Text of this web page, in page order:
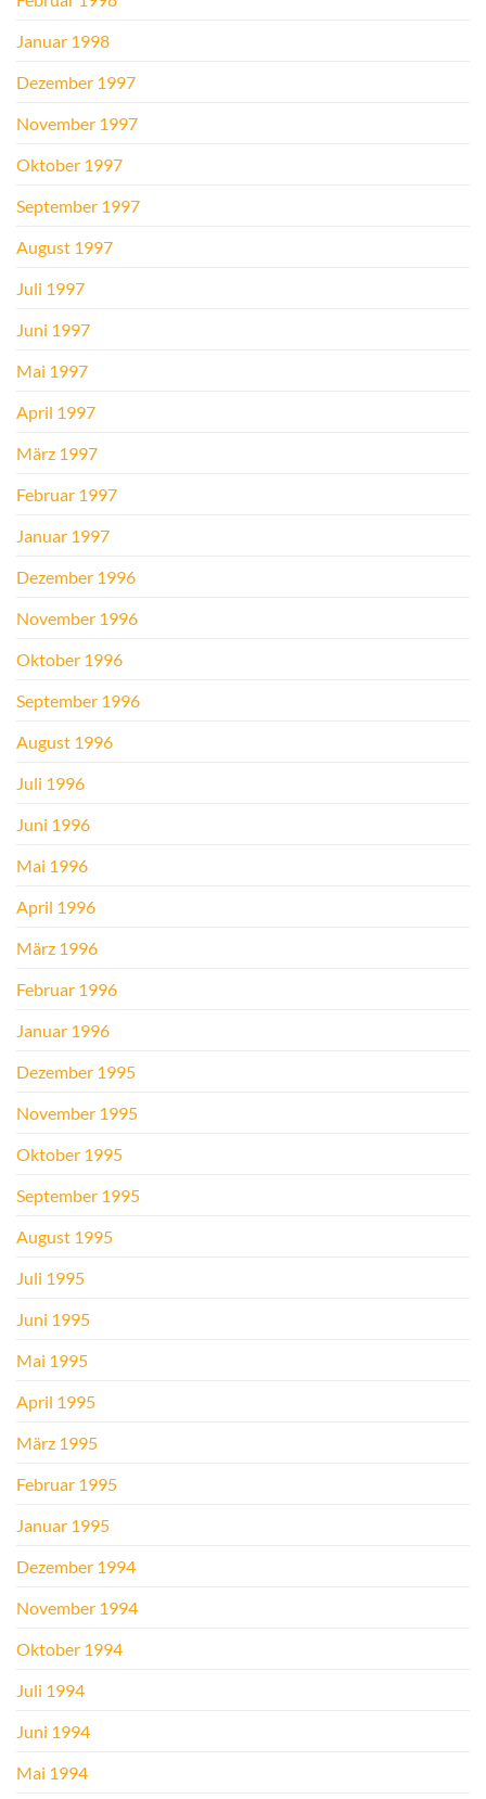
Januar 1998
Dezember 1997
November 1997
Oktober 1997
September 1997
August 1997
Juli 1997
Juni 1997
Mai 1997
April 1997
März 1997
Februar 1997
Januar 1997
Dezember 1996
November 1996
Oktober 1996
September 1996
August 1996
Juli 1996
Juni 1996
Mai 1996
April 1996
März 1996
Februar 1996
Januar 1996
Dezember 1995
November 1995
Oktober 1995
September 1995
August 1995
Juli 1995
Juni 1995
Mai 1995
April 1995
März 1995
Februar 1995
Januar 1995
Dezember 1994
November 1994
Oktober 1994
Juli 1994
Juni 1994
Mai 1994